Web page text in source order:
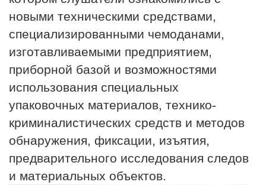
новыми техническими средствами,
специализированными чемоданами,
изготавливаемыми предприятием,
приборной базой и возможностями
использования специальных
упаковочных материалов, технико-
криминалистических средств и методов
обнаружения, фиксации, изъятия,
предварительного исследования следов
и материальных объектов.